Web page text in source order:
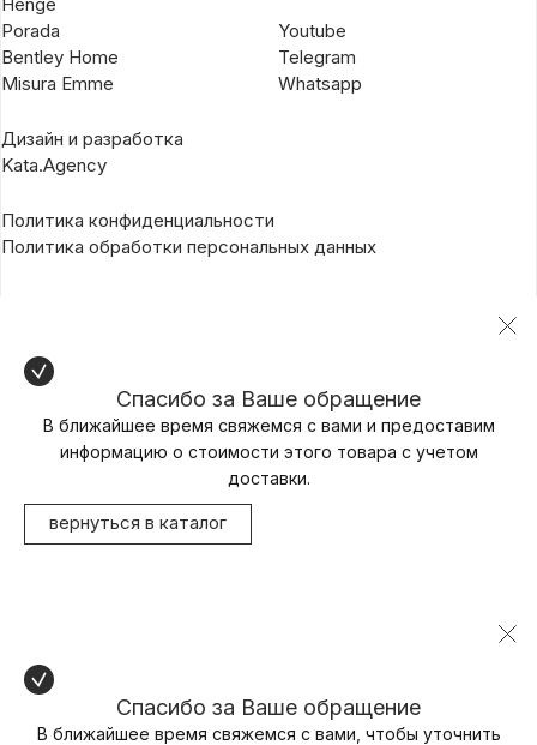
Porada
Bentley Home
Misura Emme
Youtube
Telegram
Whatsapp
Дизайн и разработка
Kata.Agency
Политика конфиденциальности
Политика обработки персональных данных
Спасибо за Ваше обращение
В ближайшее время свяжемся с вами и предоставим
информацию о стоимости этого товара с учетом
доставки.
вернуться в каталог
Спасибо за Ваше обращение
В ближайшее время свяжемся с вами, чтобы уточнить